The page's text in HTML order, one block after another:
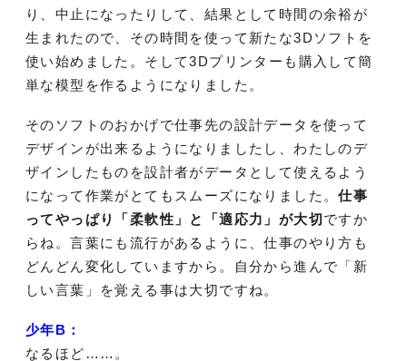
り、中止になったりして、結果として時間の余裕が
生まれたので、その時間を使って新たな3Dソフトを
使い始めました。そして3Dプリンターも購入して簡
単な模型を作るようになりました。
そのソフトのおかげで仕事先の設計データを使って
デザインが出来るようになりましたし、わたしのデ
ザインしたものを設計者がデータとして使えるよう
になって作業がとてもスムーズになりました。仕事
ってやっぱり「柔軟性」と「適応力」が大切ですか
らね。言葉にも流行があるように、仕事のやり方も
どんどん変化していますから。自分から進んで「新
しい言葉」を覚える事は大切ですね。
少年B：
なるほど……。